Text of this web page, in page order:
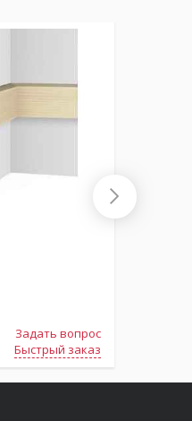
Задать вопрос
Быстрый заказ